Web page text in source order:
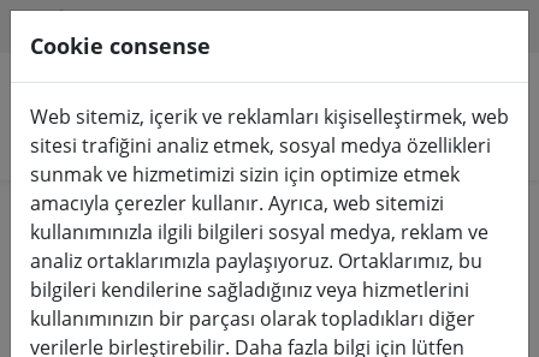
Ürünleri arayın
Home Peri ışıkları & aydınlatma Peri ışıkları
Cookie consense
Web sitemiz, içerik ve reklamları kişiselleştirmek, web
sitesi trafiğini analiz etmek, sosyal medya özellikleri
sunmak ve hizmetimizi sizin için optimize etmek
amacıyla çerezler kullanır. Ayrıca, web sitemizi
kullanımınızla ilgili bilgileri sosyal medya, reklam ve
analiz ortaklarımızla paylaşıyoruz. Ortaklarımız, bu
bilgileri kendilerine sağladığınız veya hizmetlerini
kullanımınızın bir parçası olarak topladıkları diğer
verilerle birleştirebilir. Daha fazla bilgi için lütfen